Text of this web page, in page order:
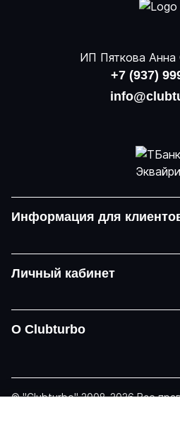
ИП Пяткова Анна
+7 (937)
Информация для
Личный кабинет
О Clubturbo
© "Clubturbo" 2008-2026 Все